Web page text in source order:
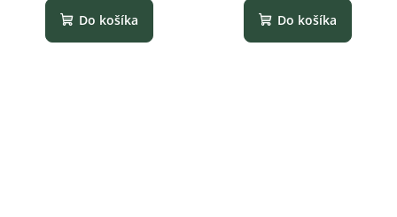
Do košíka Do košíka